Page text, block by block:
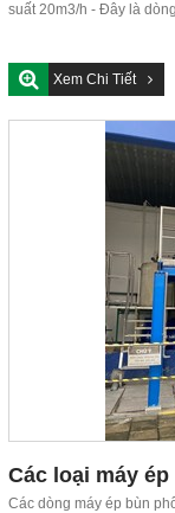
suất 20m3/h - Đây là
Xem Chi Tiết
Các loại máy
Các dòng máy ép bùn